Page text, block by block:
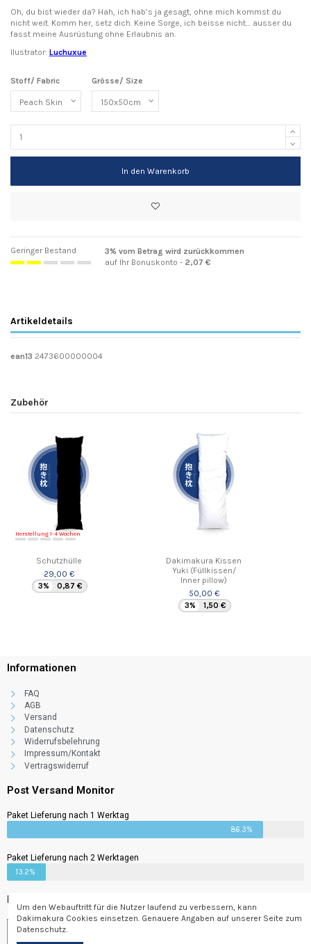
Oh, du bist wieder da? Hah, ich hab’s ja gesagt, ohne mich kommst du
nicht weit. Komm her, setz dich. Keine Sorge, ich beisse nicht… ausser du
fasst meine Ausrüstung ohne Erlaubnis an.
Ilustrator: Luchuxue
Stoff/ Fabric Grösse/ Size
In den Warenkorb
Geringer Bestand
3% vom Betrag wird zurückkommen
auf Ihr Bonuskonto - 2,07 €
Artikeldetails
ean13 2473600000004
Zubehör
Herstellung 1-4 Wochen
Schutzhülle
29,00 €
3% 0,87 €
Dakimakura Kissen
Yuki (Füllkissen/
Inner pillow)
50,00 €
3% 1,50 €
Surprise Box
3% 2,07 €
Informationen
FAQ
AGB
Versand
Datenschutz
Widerrufsbelehrung
Impressum/Kontakt
Vertragswiderruf
Post Versand Monitor
Paket Lieferung nach 1 Werktag
86.3%
Paket Lieferung nach 2 Werktagen
13.2%
Newsletter
Um den Webauftritt für die Nutzer laufend zu verbessern, kann
Dakimakura Cookies einsetzen. Genauere Angaben auf unserer Seite zum
Datenschutz.